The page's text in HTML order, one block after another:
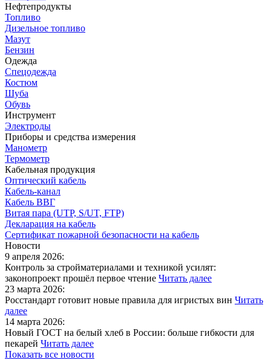
Нефтепродукты
Топливо
Дизельное топливо
Мазут
Бензин
Одежда
Спецодежда
Костюм
Шуба
Обувь
Инструмент
Электроды
Приборы и средства измерения
Манометр
Термометр
Кабельная продукция
Оптический кабель
Кабель-канал
Кабель ВВГ
Витая пара (UTP, S/UT, FTP)
Декларация на кабель
Сертификат пожарной безопасности на кабель
Новости
9 апреля 2026:
Контроль за стройматериалами и техникой усилят:
законопроект прошёл первое чтение Читать далее
23 марта 2026:
Росстандарт готовит новые правила для игристых вин Читать
далее
14 марта 2026:
Новый ГОСТ на белый хлеб в России: больше гибкости для
пекарей Читать далее
Показать все новости